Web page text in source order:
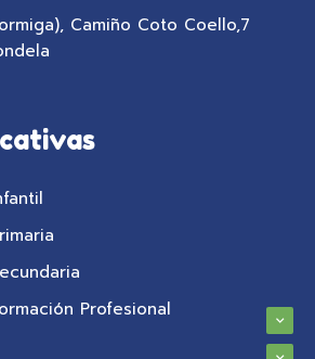
Camiño Coto Coello,7
Profesional